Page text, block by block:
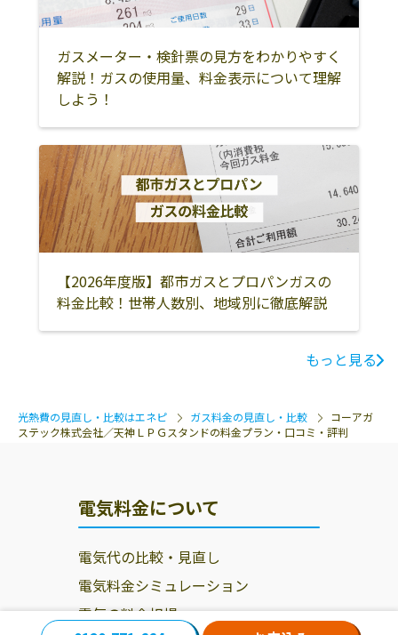
ガスメーター・検針票の見方をわかりやすく
解説！ガスの使用量、料金表示について理解
しよう！
【2026年度版】都市ガスとプロパンガスの
料金比較！世帯人数別、地域別に徹底解説
もっと見る
光熱費の見直し・比較はエネピ ガス料金の見直し・比較
コーアガ
ステック株式会社／天神ＬＰＧスタンドの料金プラン・口コミ・評判
電気料金について
電気代の比較・見直し
電気料金シミュレーション
電気の料金相場